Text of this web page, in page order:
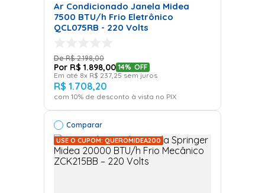
Ar Condicionado Janela Midea
7500 BTU/h Frio Eletrônico
QCL075RB - 220 Volts
R$ 2.198,00
R$ 1.898,00 14% OFF
Em até 8x R$ 237,25 sem juros
R$ 1.708,20
com 10% de desconto à vista no PIX
Comparar
USE O CUPOM: QUEROMIDEA200